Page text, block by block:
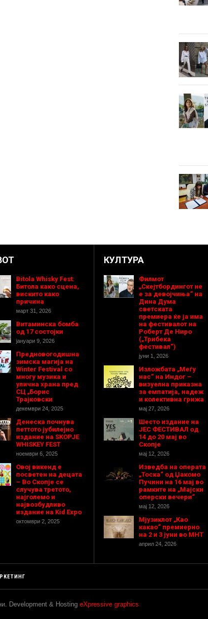
Bitola Whisky Fest:
Битола како сцена,
вискито како
причина
март 31, 2026
Витаминска бомба
од 17 состојки
јануари 9, 2026
Предновогодишнa
зимска магија на
Winter Festival со
многу музика и
улична храна пред
СЦ „Борис
Трајковски
декември 24, 2025
Денеска почнува
петтото јубилејно
издание на SKOPJE
WHISKEY FEST
ноември 6, 2025
Овој викенд е
посветен на децата
– Во Скопје се
случува третото,
најголемо и
највозбудливо
издание на Kid Expo
октомври 2, 2025
КУЛТУРА
Филмот
„Скејтбордингот не
е за девојчиња“ на
Дина Дума
светската
премиера ќе ја има
на фестивалот на
Роберт Де Ниро
(„Трибека
фестивал“)
јуни 1, 2026
Изложбата „Меѓу
нас“ на Индог –
визуелна приказна
за емпатија, надеж
и колективна грижа
мај 27, 2026
Шесто издание на
ЈЕС ФЕСТИВАЛ од
14 до 20 мај во
Скопје
мај 12, 2026
Изведба на операта
„Тоска“ од Џакомо
Пучини на 16 мај во
рамките на „Мајски
оперски вечери“
мај 12, 2026
Мјузиклот „Као
какао“ премиерно
на 2 и 3 јуни во МНТ
април 24, 2026
Development & Hosting eXpressive graphics